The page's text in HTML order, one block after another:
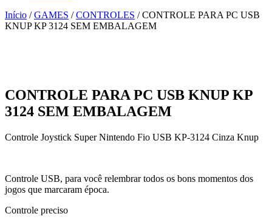
Início /GAMES /CONTROLES / CONTROLE PARA PC USB
KNUP KP 3124 SEM EMBALAGEM
CONTROLE PARA PC USB KNUP KP
3124 SEM EMBALAGEM
Controle Joystick Super Nintendo Fio USB KP-3124 Cinza Knup
Controle USB, para você relembrar todos os bons momentos dos
jogos que marcaram época.
Controle preciso